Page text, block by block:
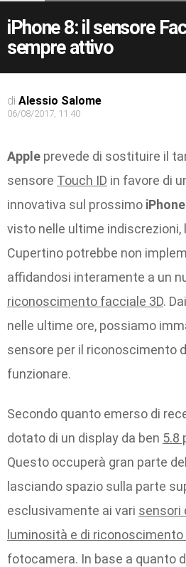
iPhone 8: il sensore
sempre attivo
di Alessio Salome
06/08/2017, 11:40
Apple prevede di sostituire il
sensore Touch ID in favore di
innovativa sul prossimo
visto nelle ultime indiscrezioni,
Cupertino potrebbe non
affidandosi interamente a un
riconoscimento facciale 3D.
nelle ultime ore, possiamo
sensore per il riconoscimento
funzionare.
Secondo quanto emerso di
dotato di un display da ben 5.8
Questo occuperà gran parte
lasciando spazio sulla parte
esclusivamente ai vari sensori
luminosità e di
fotocamera. In base a quanto